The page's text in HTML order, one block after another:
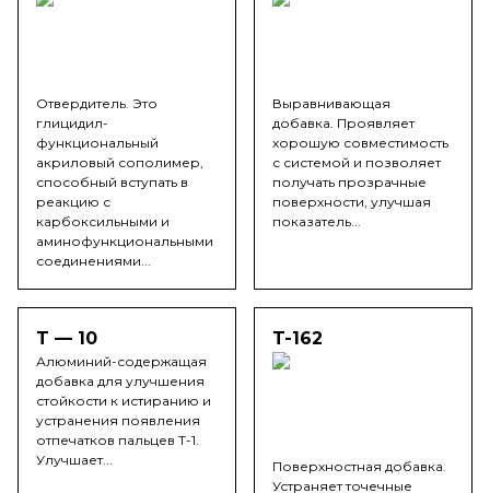
Отвердитель. Это
глицидил-
функциональный
акриловый сополимер,
способный вступать в
реакцию с
карбоксильными и
аминофункциональными
соединениями...
Выравнивающая
добавка. Проявляет
хорошую совместимость
с системой и позволяет
получать прозрачные
поверхности, улучшая
показатель...
T — 10
Алюминий-содержащая
добавка для улучшения
стойкости к истиранию и
устранения появления
отпечатков пальцев T-1.
Улучшает...
T-162
Поверхностная добавка.
Устраняет точечные